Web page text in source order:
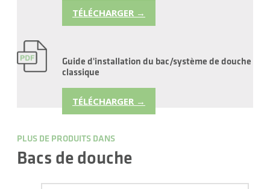
TÉLÉCHARGER →
Guide d'installation du bac/système de douche
classique
TÉLÉCHARGER →
PLUS DE PRODUITS DANS
Bacs de douche